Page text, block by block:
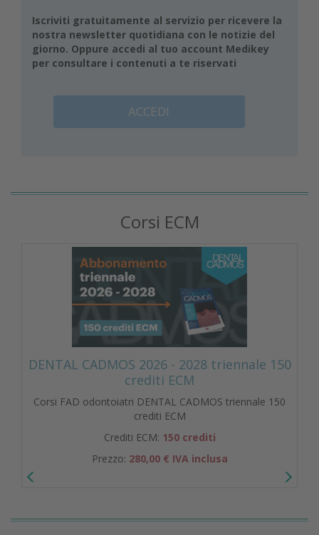
Iscriviti gratuitamente al servizio per ricevere la
nostra newsletter quotidiana con le notizie del
giorno. Oppure accedi al tuo account Medikey
per consultare i contenuti a te riservati
ACCEDI
Corsi ECM
DENTAL CADMOS 2026 - 2028 triennale 150
crediti ECM
Corsi FAD odontoiatri DENTAL CADMOS triennale 150
crediti ECM
Crediti ECM: 150 crediti
Prezzo: 280,00 € IVA inclusa